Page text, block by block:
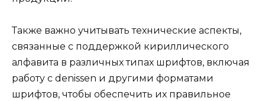
Также важно учитывать технические аспекты,
связанные с поддержкой кириллического
алфавита в различных типах шрифтов, включая
работу с denissen и другими форматами
шрифтов, чтобы обеспечить их правильное